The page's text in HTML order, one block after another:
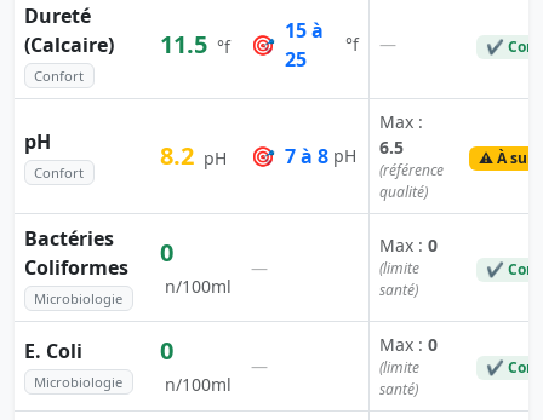
Dureté
(Calcaire)
Confort
11.5 °f 🎯
15 à
25
°f — ✔
pH
Confort
8.2 pH 🎯 7 à 8 pH
Max :
6.5
(référence
qualité)
⚠️ À
Bactéries
Coliformes
Microbiologie
0
n/100ml
—
Max : 0
(limite
santé)
✔
E. Coli
Microbiologie
0
n/100ml
—
Max : 0
(limite
santé)
✔